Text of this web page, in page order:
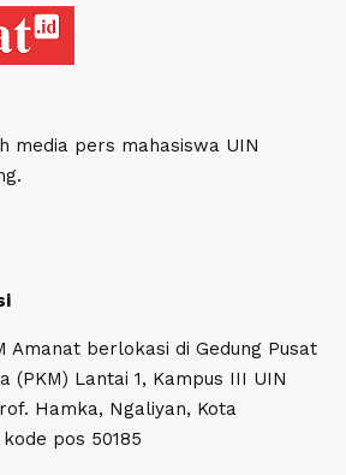
media pers mahasiswa UIN
Amanat berlokasi di Gedung Pusat
(PKM) Lantai 1, Kampus III UIN
Hamka, Ngaliyan, Kota
pos 50185